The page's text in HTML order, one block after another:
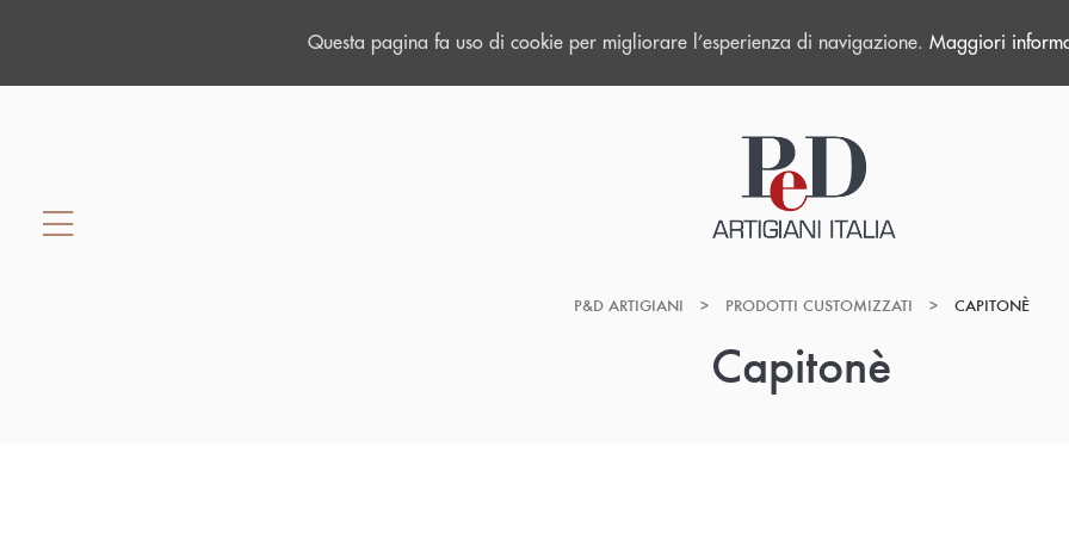
P&D ARTIGIANI > PRODOTTI CUSTOMIZZATI > CAPITONÈ
Capitonè
Questa pagina fa uso di cookie per migliorare l’esperienza di navigazione. Maggiori